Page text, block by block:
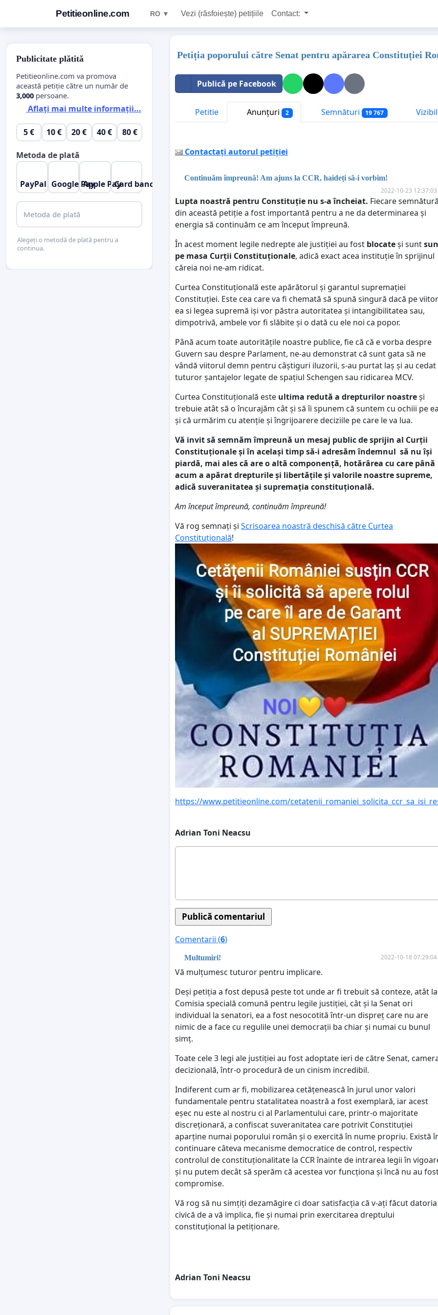
Petitieonline.com RO ▼ Vezi (răsfoiește) petițiile Contact:
Petiția poporului către Senat pentru apărarea Constituției
Publică pe Facebook
Petitie Anunțuri 2 Semnături 19 767
Contactați autorul petiției
Continuăm împreună! Am ajuns la CCR, haideți să-i vorbim!
2022-10-23 12:37:03
Lupta noastră pentru Constituție nu s-a încheiat. Fiecare
din această petiție a fost importantă pentru a ne da determinarea și
energia să continuăm ce am început împreună.
În acest moment legile nedrepte ale justiției au fost blocateși sunt
pe masa Curții Constituționale, adică exact acea instituție în sprijinul
căreia noi ne-am ridicat.
Curtea Constituțională este apărătorul și garantul supremației
Constituției. Este cea care va fi chemată să spună singură dacă pe viitor
ea si legea supremă iși vor păstra autoritatea și intangibilitatea sau,
dimpotrivă, ambele vor fi slăbite și o dată cu ele noi ca popor.
Până acum toate autoritățile noastre publice, fie că că e vorba despre
Guvern sau despre Parlament, ne-au demonstrat că sunt gata să ne
vândă viitorul demn pentru câștiguri iluzorii, s-au purtat laș și au cedat
tuturor șantajelor legate de spațiul Schengen sau ridicarea MCV.
Curtea Constituțională este ultima redută a drepturilor noastreși
trebuie atât să o încurajăm cât și să îi spunem că suntem cu ochiii pe
și că urmărim cu atenție și îngrijoarere deciziile pe care le va lua.
Vă invit să semnăm împreună un mesaj public de sprijin al Curții
Constituționale și în același timp să-i adresăm îndemnul să nu își
piardă, mai ales că are o altă componență, hotărârea cu care până
acum a apărat drepturile și libertățile și valorile noastre supreme,
adică suveranitatea și supremația constituțională.
Am început împreună, continuăm împreună!
Vă rog semnați și Scrisoarea noastră deschisă către Curtea
Constituțională!
https://www.petitieonline.com/
Adrian Toni Neacsu
Comentarii (6)
Multumiri! 2022-10-18 07:29:04
Vă mulțumesc tuturor pentru implicare.
Deși petiția a fost depusă peste tot unde ar fi trebuit să conteze, atât la
Comisia specială comună pentru legile justiției, cât și la Senat ori
individual la senatori, ea a fost nesocotită într-un dispreț care nu are
nimic de a face cu regulile unei democrații ba chiar și numai cu bunul
simț.
Toate cele 3 legi ale justiției au fost adoptate ieri de către Senat,
decizională, într-o procedură de un cinism incredibil.
Indiferent cum ar fi, mobilizarea cetățenească în jurul unor valori
fundamentale pentru statalitatea noastră a fost exemplară, iar acest
eșec nu este al nostru ci al Parlamentului care, printr-o majoritate
discreționară, a confiscat suveranitatea care potrivit Constituției
aparține numai poporului român și o exercită în nume propriu. Există
continuare câteva mecanisme democratice de control, respectiv
controlul de constituționalitate la CCR înainte de intrarea legii în
și nu putem decât să sperăm că acestea vor funcționa și încă nu au
compromise.
Vă rog să nu simțiți dezamăgire ci doar satisfacția că v-ați făcut datoria
civică de a vă implica, fie și numai prin exercitarea dreptului
constituțional la petiționare.
Adrian Toni Neacsu
Publicitate plătită
Petitieonline.com va promova
această petiție către un număr de
3,000 persoane.
Aflați mai multe informații...
5 € 10 € 20 € 40 € 80 €
Metoda de plată
PayPal Google PayApple PayCard bancar
Metoda de plată
Alegeți o metodă de plată pentru a
continua.